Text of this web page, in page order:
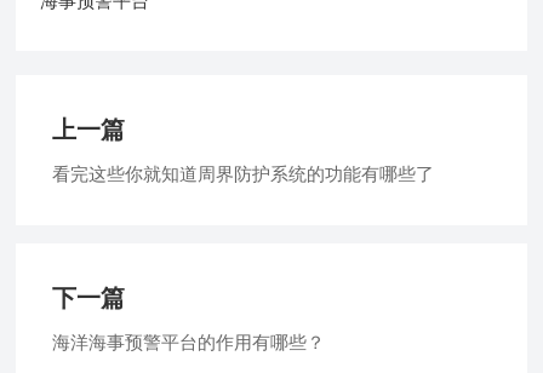
上一篇
看完这些你就知道周界防护系统的功能有哪些了
下一篇
海洋海事预警平台的作用有哪些？